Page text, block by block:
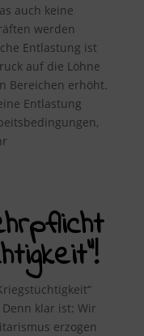
auch keine
werden
Entlastung ist
auf die Löhne
Bereichen erhöht.
Entlastung
klar ist: Wir
erzogen